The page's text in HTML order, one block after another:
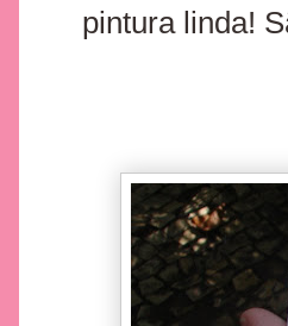
pintura linda!